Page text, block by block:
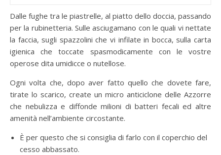
Dalle fughe tra le piastrelle, al piatto dello doccia, passando
per la rubinetteria. Sulle asciugamano con le quali vi nettate
la faccia, sugli spazzolini che vi infilate in bocca, sulla carta
igienica che toccate spasmodicamente con le vostre
operose dita umidicce o nutellose.
Ogni volta che, dopo aver fatto quello che dovete fare,
tirate lo scarico, create un micro anticiclone delle Azzorre
che nebulizza e diffonde milioni di batteri fecali ed altre
amenità nell’ambiente circostante.
È per questo che si consiglia di farlo con il coperchio del
cesso abbassato.